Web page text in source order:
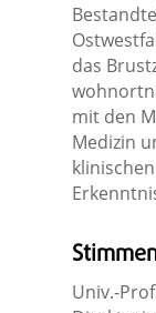
das
mit den
Medizin
Univ.-